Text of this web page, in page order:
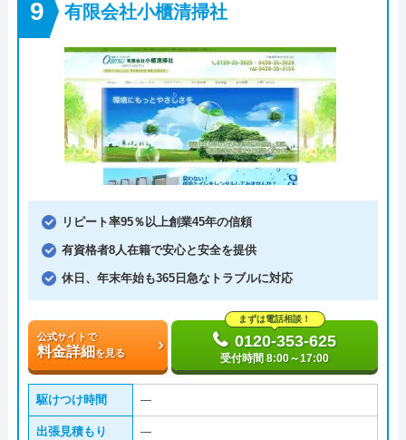
有限会社小櫃清掃社
リピート率95％以上創業45年の信頼
有資格者8人在籍で安心と安全を提供
休日、年末年始も365日急なトラブルに対応
公式サイトで
料金詳細を見る
まずは電話相談！
0120-353-625
受付時間 8:00～17:00
駆けつけ時間 ―
出張見積もり ―